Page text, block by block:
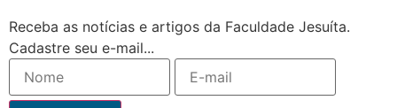
Receba as notícias e artigos da Faculdade Jesuíta.
Cadastre seu e-mail...